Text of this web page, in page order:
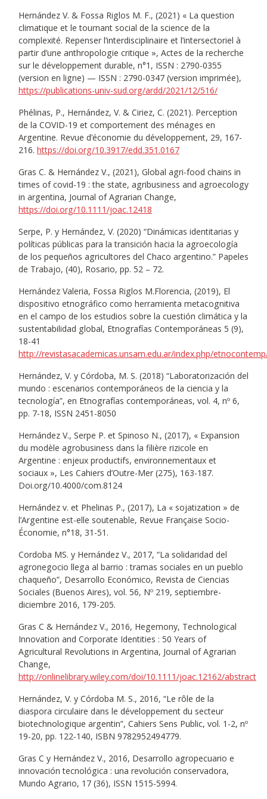
Hernández V. & Fossa Riglos M. F., (2021) « La question
climatique et le tournant social de la science de la
complexité. Repenser l’interdisciplinaire et l’intersectoriel à
partir d’une anthropologie critique », Actes de la recherche
sur le développement durable, n°1, ISSN : 2790-0355
(version en ligne) — ISSN : 2790-0347 (version imprimée),
https://publications-univ-sud.org/ardd/2021/12/516/
Phélinas, P., Hernández, V. & Ciriez, C. (2021). Perception
de la COVID-19 et comportement des ménages en
Argentine. Revue d’économie du développement, 29, 167-
216. https://doi.org/10.3917/edd.351.0167
Gras C. & Hernández V., (2021), Global agri-food chains in
times of covid-19 : the state, agribusiness and agroecology
in argentina, Journal of Agrarian Change,
https://doi.org/10.1111/joac.12418
Serpe, P. y Hernández, V. (2020) “Dinámicas identitarias y
políticas públicas para la transición hacia la agroecología
de los pequeños agricultores del Chaco argentino.” Papeles
de Trabajo, (40), Rosario, pp. 52 – 72.
Hernández Valeria, Fossa Riglos M.Florencia, (2019), El
dispositivo etnográfico como herramienta metacognitiva
en el campo de los estudios sobre la cuestión climática y la
sustentabilidad global, Etnografías Contemporáneas 5 (9),
18-41
http://revistasacademicas.unsam.edu.ar/index.php/
Hernández, V. y Córdoba, M. S. (2018) “Laboratorización del
mundo : escenarios contemporáneos de la ciencia y la
tecnología”, en Etnografías contemporáneas, vol. 4, nº 6,
pp. 7-18, ISSN 2451-8050
Hernández V., Serpe P. et Spinoso N., (2017), « Expansion
du modèle agrobusiness dans la filière rizicole en
Argentine : enjeux productifs, environnementaux et
sociaux », Les Cahiers d’Outre-Mer (275), 163-187.
Doi.org/10.4000/com.8124
Hernández v. et Phelinas P., (2017), La « sojatization » de
l’Argentine est-elle soutenable, Revue Française Socio-
Économie, n°18, 31-51.
Cordoba MS. y Hernández V., 2017, “La solidaridad del
agronegocio llega al barrio : tramas sociales en un pueblo
chaqueño”, Desarrollo Económico, Revista de Ciencias
Sociales (Buenos Aires), vol. 56, Nº 219, septiembre-
diciembre 2016, 179-205.
Gras C & Hernández V., 2016, Hegemony, Technological
Innovation and Corporate Identities : 50 Years of
Agricultural Revolutions in Argentina, Journal of Agrarian
Change,
http://onlinelibrary.wiley.com/doi/10.1111/joac.12162/abstract
Hernández, V. y Córdoba M. S., 2016, “Le rôle de la
diaspora circulaire dans le développement du secteur
biotechnologique argentin”, Cahiers Sens Public, vol. 1-2, nº
19-20, pp. 122-140, ISBN 9782952494779.
Gras C y Hernández V., 2016, Desarrollo agropecuario e
innovación tecnológica : una revolución conservadora,
Mundo Agrario, 17 (36), ISSN 1515-5994.